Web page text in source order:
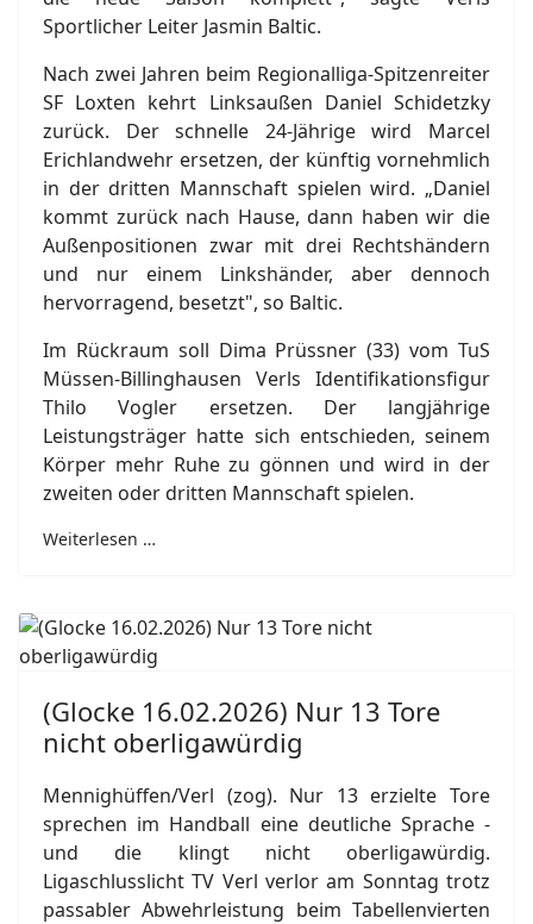
Sportlicher Leiter Jasmin Baltic.
Nach zwei Jahren beim Regionalliga-Spitzenreiter
SF Loxten kehrt Linksaußen Daniel Schidetzky
zurück. Der schnelle 24-Jährige wird Marcel
Erichlandwehr ersetzen, der künftig vornehmlich
in der dritten Mannschaft spielen wird. „Daniel
kommt zurück nach Hause, dann haben wir die
Außenpositionen zwar mit drei Rechtshändern
und nur einem Linkshänder, aber dennoch
hervorragend, besetzt", so Baltic.
Im Rückraum soll Dima Prüssner (33) vom TuS
Müssen-Billinghausen Verls Identifikationsfigur
Thilo Vogler ersetzen. Der langjährige
Leistungsträger hatte sich entschieden, seinem
Körper mehr Ruhe zu gönnen und wird in der
zweiten oder dritten Mannschaft spielen.
Weiterlesen …
(Glocke 16.02.2026) Nur 13 Tore
nicht oberligawürdig
Mennighüffen/Verl (zog). Nur 13 erzielte Tore
sprechen im Handball eine deutliche Sprache -
und die klingt nicht oberligawürdig.
Ligaschlusslicht TV Verl verlor am Sonntag trotz
passabler Abwehrleistung beim Tabellenvierten